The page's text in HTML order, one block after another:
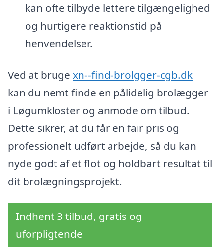
kan ofte tilbyde lettere tilgængelighed
og hurtigere reaktionstid på
henvendelser.
Ved at bruge xn--find-brolgger-cgb.dk
kan du nemt finde en pålidelig brolægger
i Løgumkloster og anmode om tilbud.
Dette sikrer, at du får en fair pris og
professionelt udført arbejde, så du kan
nyde godt af et flot og holdbart resultat til
dit brolægningsprojekt.
Indhent 3 tilbud, gratis og
uforpligtende